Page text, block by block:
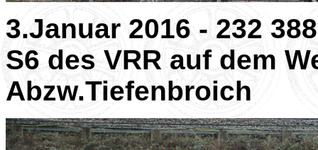
3.Januar 2016 - 232
S6 des VRR auf dem
Abzw.Tiefenbroich